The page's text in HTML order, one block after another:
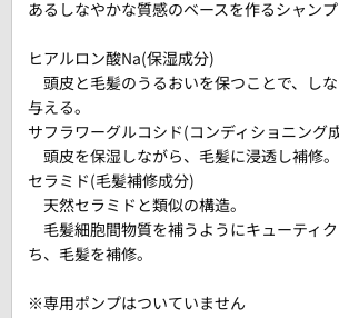
あるしなやかな質感のベースを作るシャンプ
ヒアルロン酸Na(保湿成分)
頭皮と毛髪のうるおいを保つことで、し
与える。
サフラワーグルコシド(コンディショニング
頭皮を保湿しながら、毛髪に浸透し補修。
セラミド(毛髪補修成分)
天然セラミドと類似の構造。
毛髪細胞間物質を補うようにキューティ
ち、毛髪を補修。
※専用ポンプはついていません